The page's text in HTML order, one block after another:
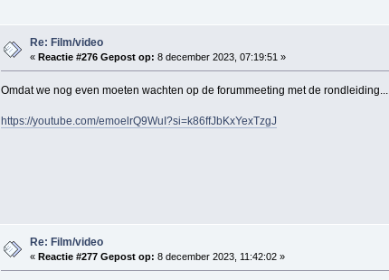
Re: Film/video
«Reactie #276 Gepost op: 8 december 2023, 07:19:51 »
Omdat we nog even moeten wachten op de forummeeting met de rondleiding...
https://youtube.com/emoelrQ9WuI?si=k86ffJbKxYexTzgJ
Re: Film/video
«Reactie #277 Gepost op: 8 december 2023, 11:42:02 »